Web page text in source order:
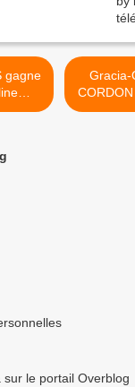
!
Gracia-
le portail Overblog